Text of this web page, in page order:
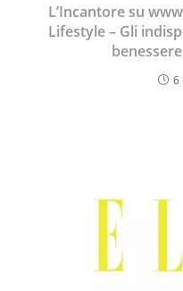
L’Incantore su
Lifestyle – Gli
6